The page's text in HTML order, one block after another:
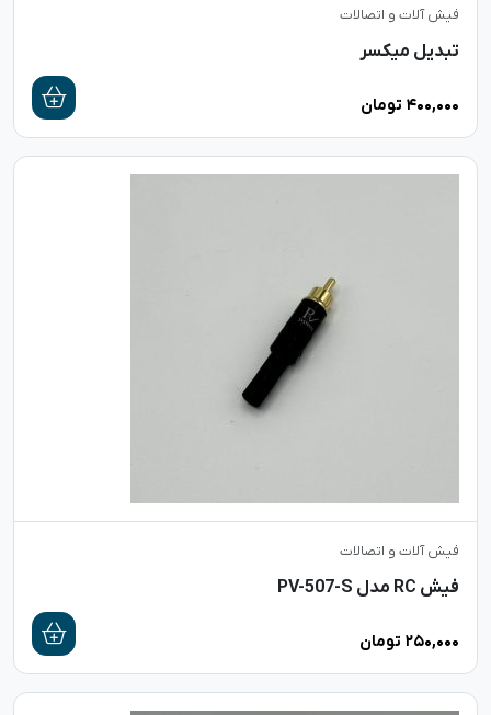
فیش آلات و اتصالات
تبدیل میکسر
۴۰۰,۰۰۰ تومان
فیش آلات و اتصالات
فیش RC مدل PV-507-S
۲۵۰,۰۰۰ تومان